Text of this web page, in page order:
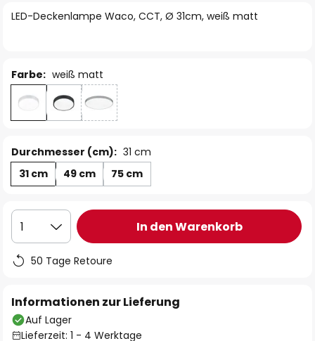
LED-Deckenlampe Waco, CCT, Ø 31cm, weiß matt
Farbe: weiß matt
Durchmesser (cm): 31 cm
31 cm
49 cm 75 cm
1 In den Warenkorb
50 Tage Retoure
Informationen zur Lieferung
Auf Lager
Lieferzeit: 1 - 4 Werktage